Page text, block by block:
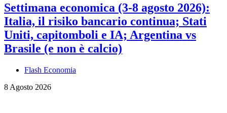
Settimana economica (3-8 agosto 2026):
Italia, il risiko bancario continua; Stati
Uniti, capitomboli e IA; Argentina vs
Brasile (e non è calcio)
Flash Economia
8 Agosto 2026